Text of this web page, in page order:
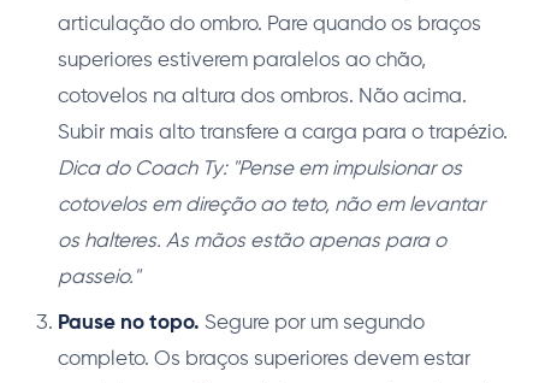
articulação do ombro. Pare quando os braços
superiores estiverem paralelos ao chão,
cotovelos na altura dos ombros. Não acima.
Subir mais alto transfere a carga para o trapézio.
Dica do Coach Ty: "Pense em impulsionar os
cotovelos em direção ao teto, não em levantar
os halteres. As mãos estão apenas para o
passeio."
Pause no topo. Segure por um segundo
completo. Os braços superiores devem estar